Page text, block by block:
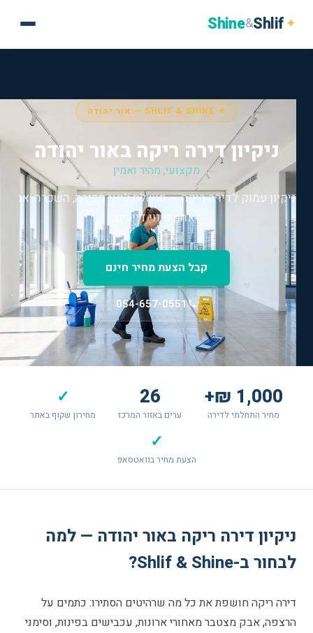
✦
Shlif
&
Shine
✦ SHLIF & SHINE — אור יהודה
ניקיון דירה ריקה באור יהודה
מקצועי, מהיר ואמין
ניקיון עמוק לדירה ריקה — מושלם לפני מכירה, השכרה, או
לאחר פינוי דיירים.
קבל הצעת מחיר חינם
054-657-0551
1,000 ₪+
מחיר התחלתי לדירה
26
ערים באזור המרכז
✓
מחירון שקוף באתר
✓
הצעת מחיר בוואטסאפ
ניקיון דירה ריקה באור יהודה — למה
לבחור ב-Shlif & Shine?
דירה ריקה חושפת את כל מה שרהיטים הסתירו: כתמים על
הרצפה, אבק מצטבר מאחורי ארונות, עכבישים בפינות, וסימני